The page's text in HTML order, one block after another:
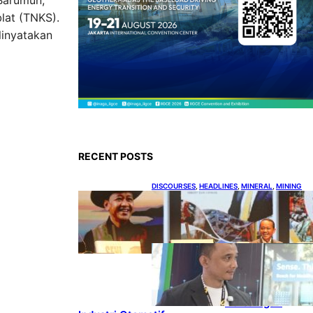
(TNKS).
RECENT POSTS
DISCOURSES HEADLINES MINERAL MINING
Bahlil Luncurkan 10 Buku
Rekam Jejak Kepemimpinan
dan Kebijakan
HEADLINES ,
TECHNOLOGY
Teknologi
Keselamatan,
Penentu Baru
Persaingan